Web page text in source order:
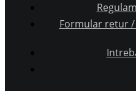
Formular retur